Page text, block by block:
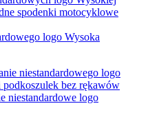
logo Wysoka
niestandardowe logo